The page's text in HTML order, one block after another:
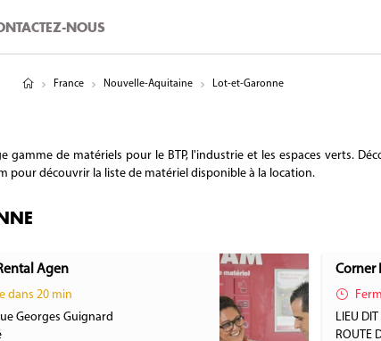
NOUS
France Nouvelle-Aquitaine Lot-et-Garonne
de matériels pour le BTP, l'industrie et les espaces verts.
pour découvrir la liste de matériel disponible à la location.
Agen
dans 20 min
Georges Guignard
Corner
LIEU
ROUTE